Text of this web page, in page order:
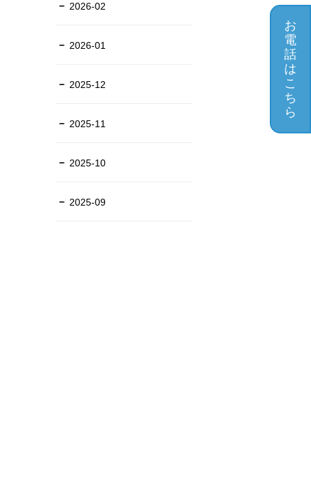
お
電
話
は
こ
ち
ら
2026-02
2026-01
2025-12
2025-11
2025-10
2025-09